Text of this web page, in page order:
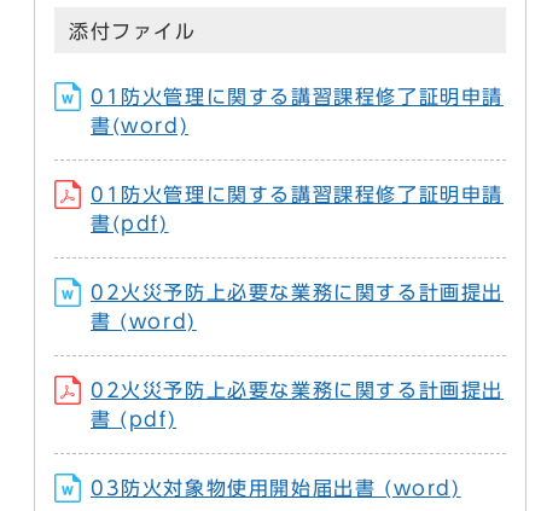
添付ファイル
01防火管理に関する講習課程修了証明申請
書(word)
01防火管理に関する講習課程修了証明申請
書(pdf)
02火災予防上必要な業務に関する計画提出
書 (word)
02火災予防上必要な業務に関する計画提出
書 (pdf)
03防火対象物使用開始届出書 (word)